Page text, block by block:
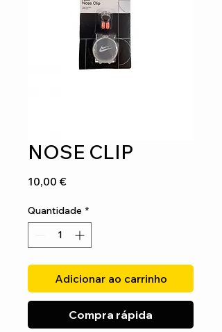
NOSE CLIP
10,00 €Preço
Quantidade *
Adicionar ao carrinho
Compra rápida